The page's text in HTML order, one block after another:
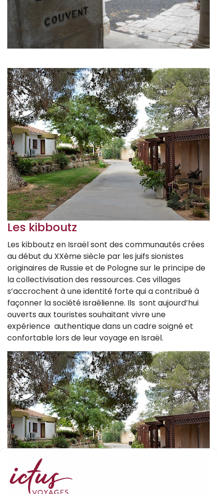
Les kibboutz
Les kibboutz en Israël sont des communautés crées
au début du XXème siècle par les juifs sionistes
originaires de Russie et de Pologne sur le principe de
la collectivisation des ressources. Ces villages
s’accrochent à une identité forte qui a contribué à
façonner la société israélienne. Ils sont aujourd’hui
ouverts aux touristes souhaitant vivre une
expérience authentique dans un cadre soigné et
confortable lors de leur voyage en Israël.